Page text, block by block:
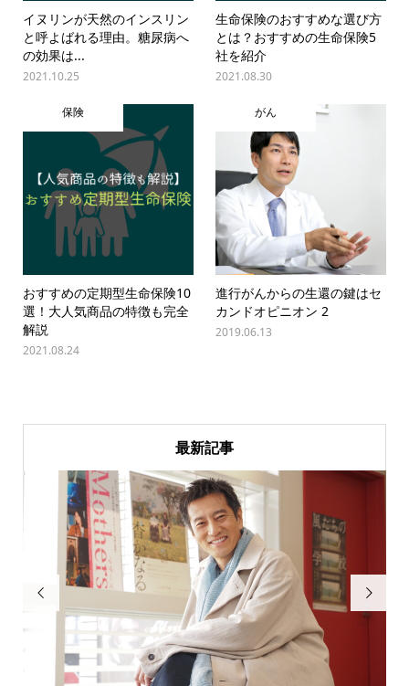
イヌリンが天然のインスリン
と呼よばれる理由。糖尿病へ
の効果は...
2021.10.25
生命保険のおすすめな選び方
とは？おすすめの生命保険5
社を紹介
2021.08.30
保険
おすすめの定期型生命保険10
選！大人気商品の特徴も完全
解説
2021.08.24
がん
進行がんからの生還の鍵はセ
カンドオピニオン 2
2019.06.13
最新記事
 